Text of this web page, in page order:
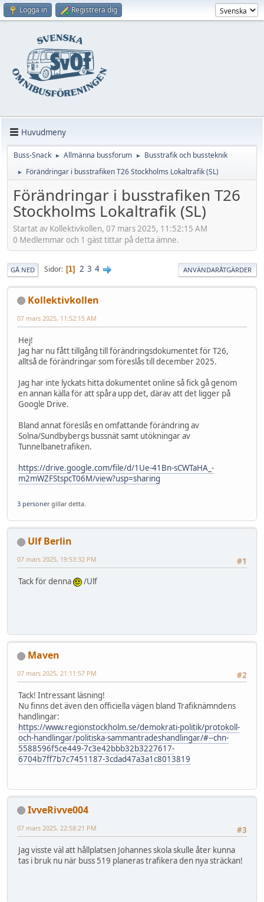
Logga in Registrera dig
Huvudmeny
Buss-Snack ► Allmänna bussforum ► Busstrafik och bussteknik
► Förändringar i busstrafiken T26 Stockholms Lokaltrafik (SL)
Förändringar i busstrafiken T26
Stockholms Lokaltrafik (SL)
Startat av Kollektivkollen, 07 mars 2025, 11:52:15 AM
0 Medlemmar och 1 gäst tittar på detta ämne.
GÅ NED Sidor 1 2 3 4 ANVÄNDARÅTGÄRDER
Kollektivkollen
07 mars 2025, 11:52:15 AM
Hej!
Jag har nu fått tillgång till förändringsdokumentet för T26,
alltså de förändringar som föreslås till december 2025.
Jag har inte lyckats hitta dokumentet online så fick gå genom
en annan källa för att spåra upp det, därav att det ligger på
Google Drive.
Bland annat föreslås en omfattande förändring av
Solna/Sundbybergs bussnät samt utökningar av
Tunnelbanetrafiken.
https://drive.google.com/file/d/1Ue-41Bn-sCWTaHA_-
m2mWZFStspcT06M/view?usp=sharing
3 personergillar detta.
Ulf Berlin
#1
07 mars 2025, 19:53:32 PM
Tack för denna /Ulf
Maven
#2
07 mars 2025, 21:11:57 PM
Tack! Intressant läsning!
Nu finns det även den officiella vägen bland Trafiknämndens
handlingar:
https://www.regionstockholm.se/demokrati-politik/protokoll-
och-handlingar/politiska-sammantradeshandlingar/#--chn-
5588596f5ce449-7c3e42bbb32b3227617-
6704b7ff7b7c7451187-3cdad47a3a1c8013819
IvveRivve004
#3
07 mars 2025, 22:58:21 PM
Jag visste väl att hållplatsen Johannes skola skulle åter kunna
tas i bruk nu när buss 519 planeras trafikera den nya sträckan!